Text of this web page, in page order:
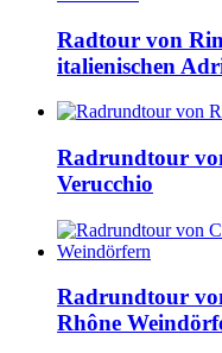
Radtour von
italienischen
Radrundtour
Verucchio
Radrundtour
Rhône